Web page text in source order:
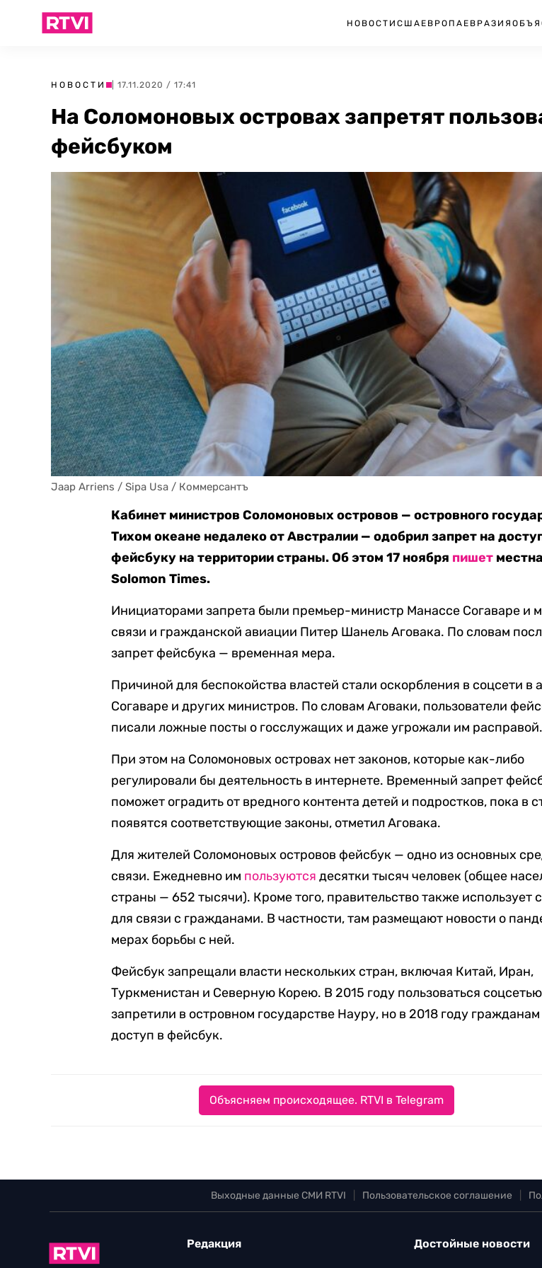
НОВОСТИ США ЕВРОПА ЕВРАЗИЯ
НОВОСТИ | 17.11.2020 / 17:41
На Соломоновых островах запретят
фейсбуком
Jaap Arriens / Sipa Usa / Коммерсантъ
Кабинет министров Соломоновых островов — островного
Тихом океане недалеко от Австралии — одобрил запрет на
фейсбуку на территории страны. Об этом 17 ноября пишет
Solomon Times.
Инициаторами запрета были премьер-министр Манассе Согаваре и
связи и гражданской авиации Питер Шанель Аговака. По словам
запрет фейсбука — временная мера.
Причиной для беспокойства властей стали оскорбления в соцсети в
Согаваре и других министров. По словам Аговаки, пользователи
писали ложные посты о госслужащих и даже угрожали им расправой.
При этом на Соломоновых островах нет законов, которые как-либо
регулировали бы деятельность в интернете. Временный запрет
поможет оградить от вредного контента детей и подростков, пока в
появятся соответствующие законы, отметил Аговака.
Для жителей Соломоновых островов фейсбук — одно из основных
связи. Ежедневно им пользуются десятки тысяч человек (общее
страны — 652 тысячи). Кроме того, правительство также использует
для связи с гражданами. В частности, там размещают новости о
мерах борьбы с ней.
Фейсбук запрещали власти нескольких стран, включая Китай, Иран,
Туркменистан и Северную Корею. В 2015 году пользоваться
запретили в островном государстве Науру, но в 2018 году
доступ в фейсбук.
Объясняем происходящее. RTVI в Telegram
Выходные данные СМИ RTVI Пользовательское соглашение
Редакция Достойные новости